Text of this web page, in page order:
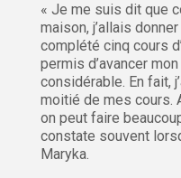
« Je me suis dit que
maison, j’allais
complété cinq cours
permis d’avancer
considérable. En fait,
moitié de mes cours.
on peut faire
constate souvent
Maryka.